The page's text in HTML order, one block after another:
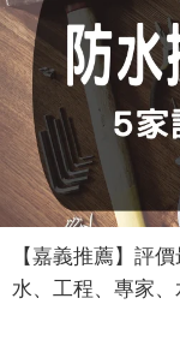
【嘉義推薦】評
水、工程、專家